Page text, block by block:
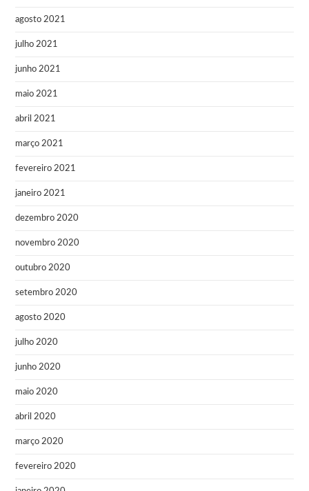
agosto 2021
julho 2021
junho 2021
maio 2021
abril 2021
março 2021
fevereiro 2021
janeiro 2021
dezembro 2020
novembro 2020
outubro 2020
setembro 2020
agosto 2020
julho 2020
junho 2020
maio 2020
abril 2020
março 2020
fevereiro 2020